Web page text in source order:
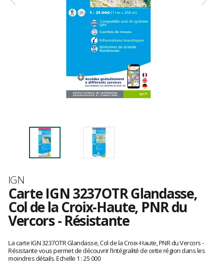
Marque
IGN
Carte IGN 3237OTR Glandasse,
Col de la Croix-Haute, PNR du
Vercors - Résistante
avis
clients
La carte IGN 3237OTR Glandasse, Col de la Croix-Haute, PNR du Vercors -
Résistante vous permet de découvrir l’intégralité de cette région dans les
moindres détails. Echelle 1 : 25 000